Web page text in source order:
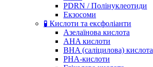
PDRN / Полінуклеотиди
Екзосоми
🧪 Кислоти та ексфоліанти
Азелаїнова кислота
AHA кислоти
BHA (саліцилова) кислота
PHA-кислоти